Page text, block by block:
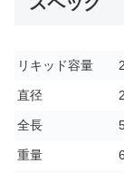
リキッド容量
直径
全長
重量